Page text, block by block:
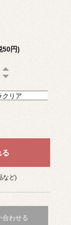
50円)
など)
合わせる